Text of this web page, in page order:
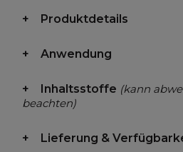
Produktdetails
Anwendung
Inhaltsstoffe (kann
beachten)
Lieferung &